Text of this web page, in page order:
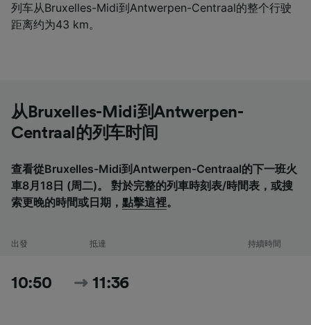
列车从Bruxelles-Midi到Antwerpen-Centraal的整个行驶
距离约为43 km。
从Bruxelles-Midi到Antwerpen-
Centraal的列车时间
查看從Bruxelles-Midi到Antwerpen-Centraal的下一班火
車8月18日 (周二)。 對於完整的列車時刻表/時間表，或搜
索更晚的時間或日期， 點擊這裡。
出發 抵達 持續時間
10:50 11:36